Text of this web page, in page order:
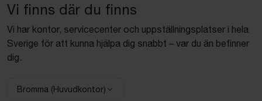
Vi finns där du finns
Vi har kontor, servicecenter och uppställningsplatser i hela
Sverige för att kunna hjälpa dig snabbt – var du än befinner
dig.
Välj anläggning:
Bromma (Huvudkontor)